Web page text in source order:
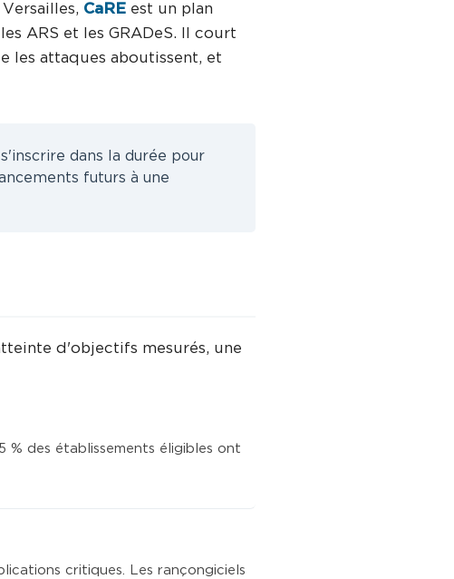
CaRE est un plan
ARS et les GRADeS. Il court
les attaques aboutissent, et
dans la durée pour
futurs à une
d'objectifs mesurés, une
des établissements éligibles ont
critiques. Les rançongiciels